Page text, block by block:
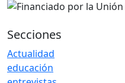
Secciones
Actualidad
educación